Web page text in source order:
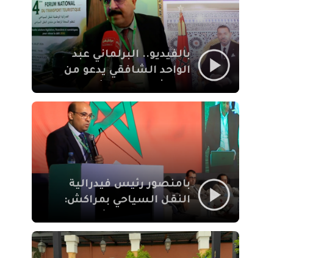
بالفيديو.. البرلماني عبد
الواحد الشافقي يدعو من
النقل السياحي لمواكبة
بامنصور رئيس فيدرالية
النقل السياحي بمراكش:
والاصلاح التشريعي
ركيزتان أساسيتان لكسب